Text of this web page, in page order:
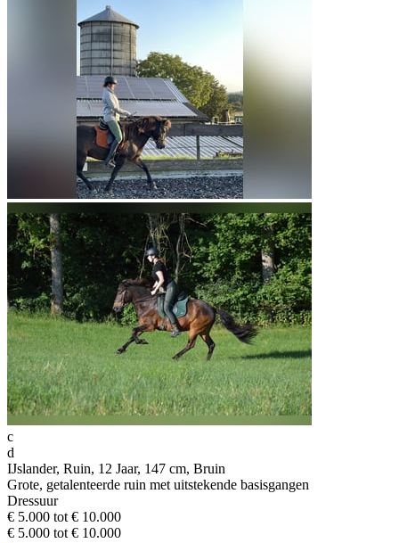
c
d
IJslander, Ruin, 12 Jaar, 147 cm, Bruin
Grote, getalenteerde ruin met uitstekende basisgangen
Dressuur
€ 5.000 tot € 10.000
€ 5.000 tot € 10.000